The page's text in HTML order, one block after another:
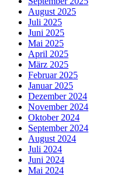
August 2025
Juli 2025
Juni 2025
Mai 2025
April 2025
März 2025
Februar 2025
Januar 2025
Dezember 2024
November 2024
Oktober 2024
September 2024
August 2024
Juli 2024
Juni 2024
Mai 2024